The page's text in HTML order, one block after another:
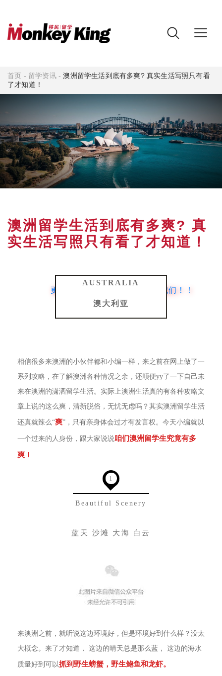
首页 - 留学资讯-澳洲留学生活到底有多爽? 真实生活写照只有看
了才知道！
澳洲留学生活到底有多爽? 真
实生活写照只有看了才知道！
更多签证资讯，点击蓝字关注我们！！
AUSTRALIA
澳大利亚
相信很多来澳洲的小伙伴都和小编一样，来之前在网上做了一
系列攻略，在了解澳洲各种情况之余，还顺便yy了一下自己未
来在澳洲的潇洒留学生活。实际上澳洲生活真的有各种攻略文
章上说的这么爽，清新脱俗，无忧无虑吗？其实澳洲留学生活
还真就辣么“爽”，只有亲身体会过才有发言权。今天小编就以
一个过来的人身份，跟大家说说咱们澳洲留学生究竟有多
爽！
1
Beautiful Scenery
蓝天 沙滩 大海 白云
来澳洲之前，就听说这边环境好，但是环境好到什么样？没太
大概念。来了才知道， 这边的晴天总是那么蓝， 这边的海水
质量好到可以抓到野生螃蟹，野生鲍鱼和龙虾。